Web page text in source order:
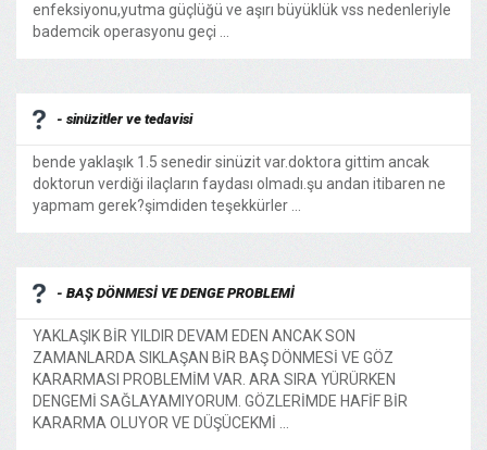
enfeksiyonu,yutma güçlüğü ve aşırı büyüklük vss nedenleriyle
bademcik operasyonu geçi ...
- sinüzitler ve tedavisi
bende yaklaşık 1.5 senedir sinüzit var.doktora gittim ancak
doktorun verdiği ilaçların faydası olmadı.şu andan itibaren ne
yapmam gerek?şimdiden teşekkürler ...
- BAŞ DÖNMESİ VE DENGE PROBLEMİ
YAKLAŞIK BİR YILDIR DEVAM EDEN ANCAK SON
ZAMANLARDA SIKLAŞAN BİR BAŞ DÖNMESİ VE GÖZ
KARARMASI PROBLEMİM VAR. ARA SIRA YÜRÜRKEN
DENGEMİ SAĞLAYAMIYORUM. GÖZLERİMDE HAFİF BİR
KARARMA OLUYOR VE DÜŞÜCEKMİ ...